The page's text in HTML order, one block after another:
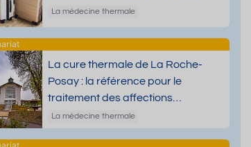
La médecine thermale
La cure thermale de La Roche-
Posay : la référence pour le
traitement des affections
dermatologiques
La médecine thermale